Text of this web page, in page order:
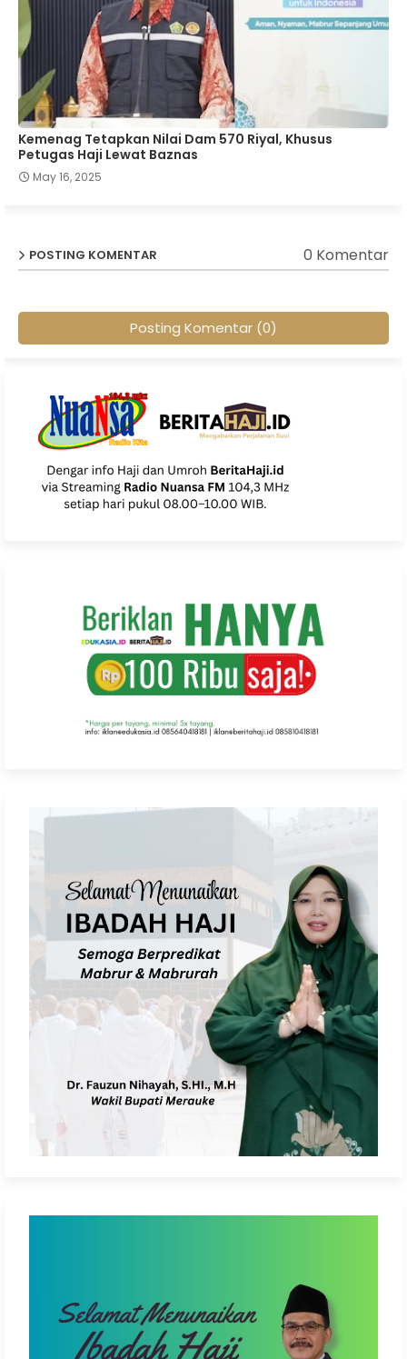
Kemenag Tetapkan Nilai Dam 570 Riyal, Khusus
Petugas Haji Lewat Baznas
May 16, 2025
POSTING KOMENTAR 0 Komentar
Posting Komentar (0)